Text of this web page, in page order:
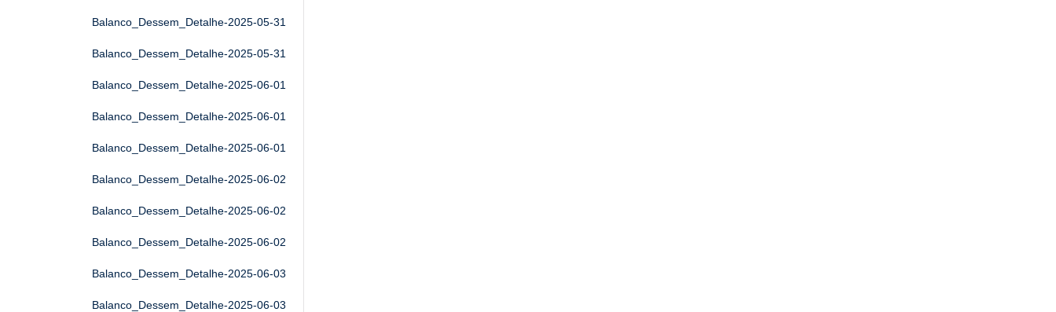
Balanco_Dessem_Detalhe-2025-05-31
Balanco_Dessem_Detalhe-2025-05-31
Balanco_Dessem_Detalhe-2025-06-01
Balanco_Dessem_Detalhe-2025-06-01
Balanco_Dessem_Detalhe-2025-06-01
Balanco_Dessem_Detalhe-2025-06-02
Balanco_Dessem_Detalhe-2025-06-02
Balanco_Dessem_Detalhe-2025-06-02
Balanco_Dessem_Detalhe-2025-06-03
Balanco_Dessem_Detalhe-2025-06-03